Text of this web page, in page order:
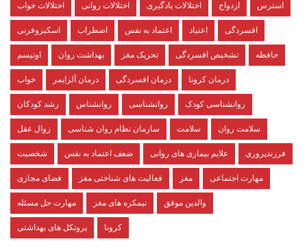
اختلالات خواب اختلالات روانی اختلالات یادگیری ازدواج استرس
اسکیزوفرنی اضطراب اعتماد به نفس اعتیاد افسردگی
اوتیسم بهداشت روان تحریک مغز تشخیص افسردگی حافظه
خواب درمان آلزایمر درمان افسردگی درمان کرونا
رشد کودکان روانشناس روانشناسی روانشناسی کودک
زوال عقل سازمان نظام روان شناسی سلامت سلامت روان
شخصیت ضعف اعتماد به نفس علایم بیماری های روانی فرزندپروری
فضای مجازی فعالیت های شناختی مغز مغز مهارت اجتماعی
مهارت حل مسئله نیمکره های مغز والدین موفق
پروتکل های بهداشتی کرونا